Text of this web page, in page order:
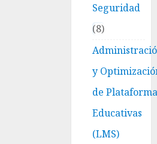
Seguridad
8
y
de
Educativas
(LMS)